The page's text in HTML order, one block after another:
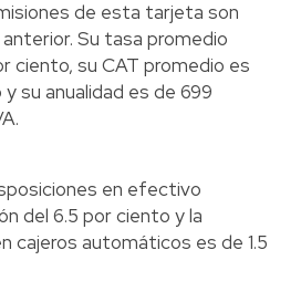
de esta tarjeta son
Su tasa promedio
ciento, su CAT promedio es
su anualidad es de 699
en efectivo
del 6.5 por ciento y la
cajeros automáticos es de 1.5